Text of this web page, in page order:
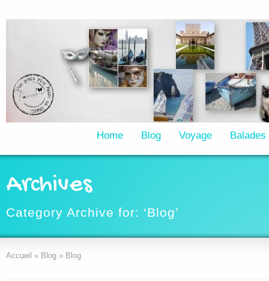
Home Blog Voyage Balades
Archives
Category Archive for: ‘Blog’
Accueil » Blog » Blog